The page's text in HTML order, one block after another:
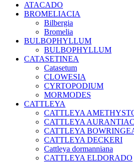
ATACADO
BROMELIACIA
Bilbergia
Bromelia
BULBOPHYLLUM
BULBOPHYLLUM
CATASETINEA
Catasetum
CLOWESIA
CYRTOPODIUM
MORMODES
CATTLEYA
CATTLEYA
CATTLEYA
CATTLEYA
CATTLEYA DECKERI
Cattleya dormanniana
CATTLEYA ELDORADO